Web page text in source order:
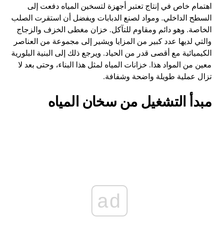
اهتمام خاص في إنتاج تعتبر أجهزة لتسخين المياه دفعت إلى
السطح الداخلي. ومواد لصنع الدبابات ويفضل أن استقرت الصلب
الخاصة. وهو دائم ومقاوم للتآكل. خزان مغطى الخزف والزجاج
والتي لديها عدد كبير من المزايا ويشير إلى مجموعة من العناصر
الكيميائية مع أقصى قدر من الحياد. ويرجع ذلك إلى البنية البلورية
معين من المواد هذا. خزانات المياه لمثل هذا البناء، وحتى بعد لا
تزال عملية طويلة واضحة وشفافة.
مبدأ التشغيل من سخان المياه
ad